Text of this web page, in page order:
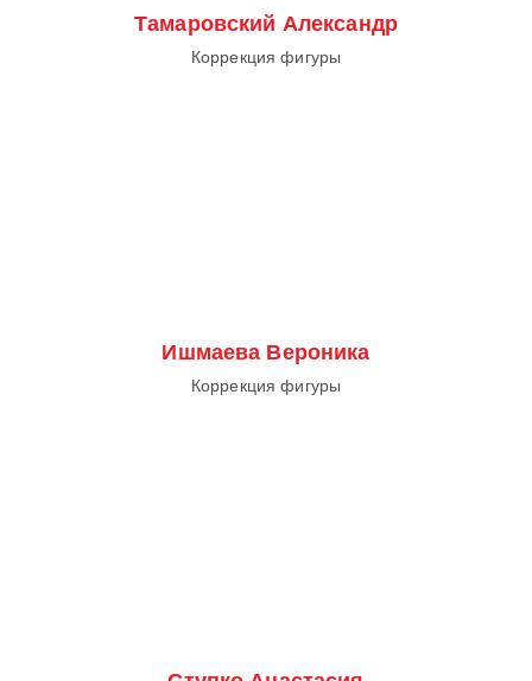
Тамаровский Александр
Коррекция фигуры
Ишмаева Вероника
Коррекция фигуры